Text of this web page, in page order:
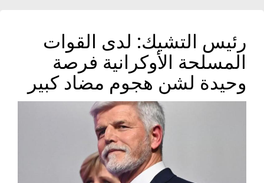
رئيس التشيك: لدى القوات
المسلحة الأوكرانية فرصة
وحيدة لشن هجوم مضاد كبير